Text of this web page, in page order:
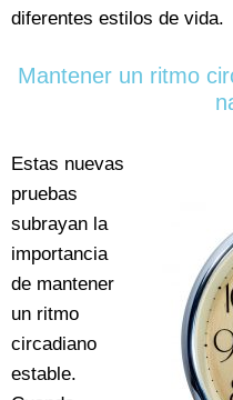
diferentes estilos de vida.
Mantener un ritmo
Estas nuevas
pruebas
subrayan la
importancia
de mantener
un ritmo
circadiano
estable.